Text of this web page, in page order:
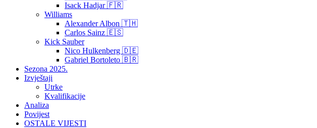
Isack Hadjar 🇫🇷
Williams
Alexander Albon 🇹🇭
Carlos Sainz 🇪🇸
Kick Sauber
Nico Hulkenberg 🇩🇪
Gabriel Bortoleto 🇧🇷
Sezona 2025.
Izvještaji
Utrke
Kvalifikacije
Analiza
Povijest
OSTALE VIJESTI